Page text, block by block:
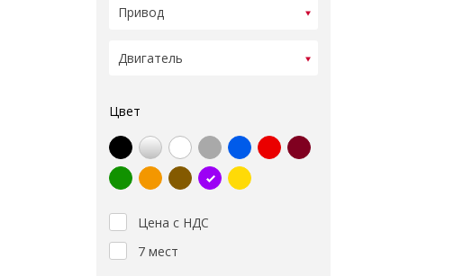
Цвет
Цена с НДС
7 мест